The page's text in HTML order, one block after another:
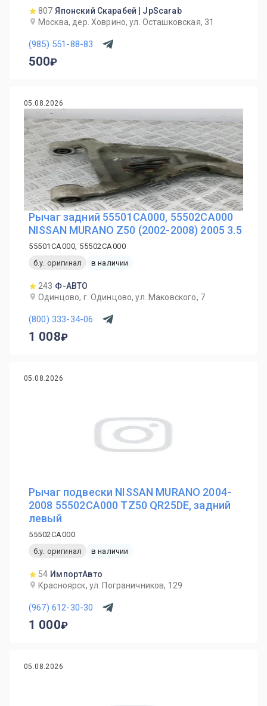
807 Японский Скарабей | JpScarab
Москва, дер. Ховрино, ул. Осташковская, 31
(985) 551-88-83
500
05.08.2026
Рычаг задний 55501CA000, 55502CA000
NISSAN MURANO Z50 (2002-2008) 2005 3.5
55501CA000, 55502CA000
б.у. оригинал
в наличии
243 Ф-АВТО
Одинцово, г. Одинцово, ул. Маковского, 7
(800) 333-34-06
1 008
05.08.2026
Рычаг подвески NISSAN MURANO 2004-
2008 55502CA000 TZ50 QR25DE, задний
левый
55502CA000
б.у. оригинал
в наличии
54 ИмпортАвто
Красноярск, ул. Пограничников, 129
(967) 612-30-30
1 000
05.08.2026